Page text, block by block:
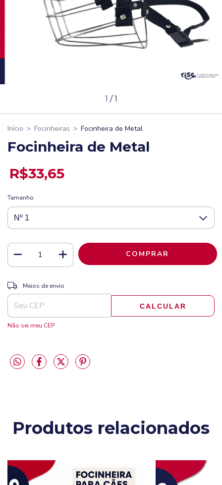
1 /1
Início > Focinheiras > Focinheira de Metal
Focinheira de Metal
R$33,65
Tamanho
Entregas para o CEP:
Meios de envio
CALCULAR
Não sei meu CEP
Produtos relacionados